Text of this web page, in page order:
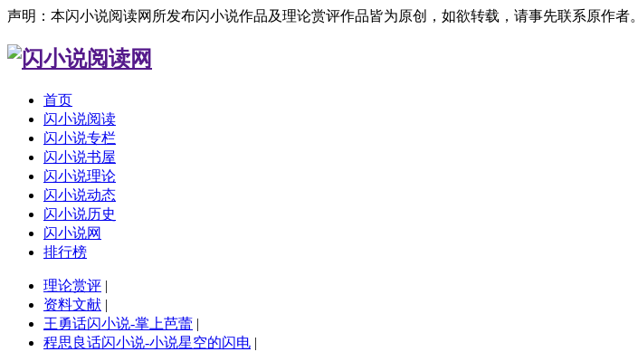
声明：本闪小说阅读网所发布闪小说作品及理论赏评作品皆为原创，如欲转载，请事先联系原作者。
首页
闪小说阅读
闪小说专栏
闪小说书屋
闪小说理论
闪小说动态
闪小说历史
闪小说网
排行榜
理论赏评 |
资料文献 |
王勇话闪小说-掌上芭蕾 |
程思良话闪小说-小说星空的闪电 |